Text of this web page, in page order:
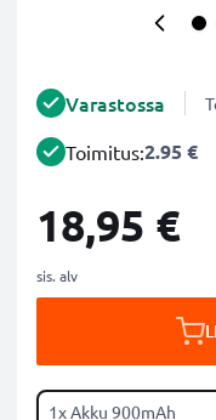
Varastossa
Toimitus:2.95 €
18,95 €
sis. alv
1x Akku 900mAh